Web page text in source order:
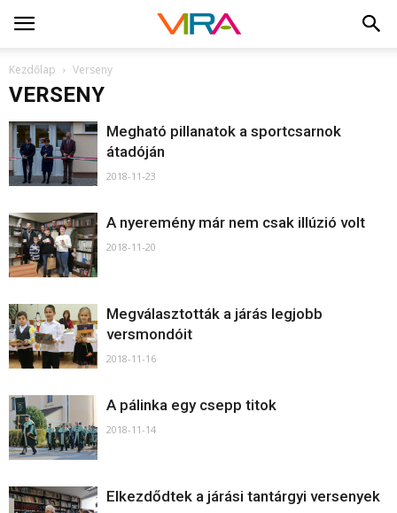
Kezdőlap Verseny
VERSENY
Megható pillanatok a sportcsarnok
átadóján
2018-11-23
A nyeremény már nem csak illúzió volt
2018-11-20
Megválasztották a járás legjobb
versmondóit
2018-11-16
A pálinka egy csepp titok
2018-11-14
Elkezdődtek a járási tantárgyi versenyek